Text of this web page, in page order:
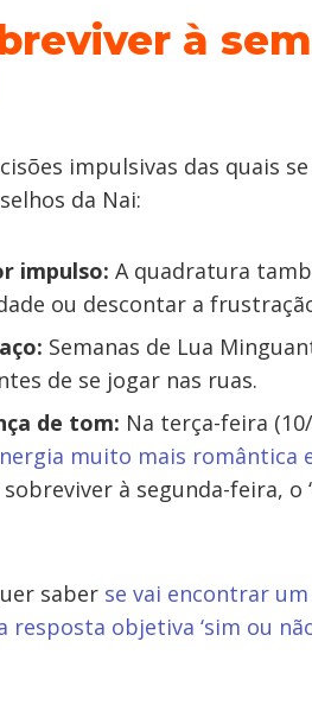
à
impulsivas das quais
da Nai:
impulso: A quadratura
ou descontar a
Semanas de Lua
de se jogar nas ruas.
de tom: Na terça-feira
muito mais romântica
à segunda-feira, o
saber se vai encontrar
resposta objetiva ‘sim ou